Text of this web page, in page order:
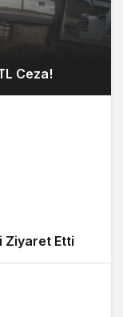
Ceza!
Ziyaret Etti